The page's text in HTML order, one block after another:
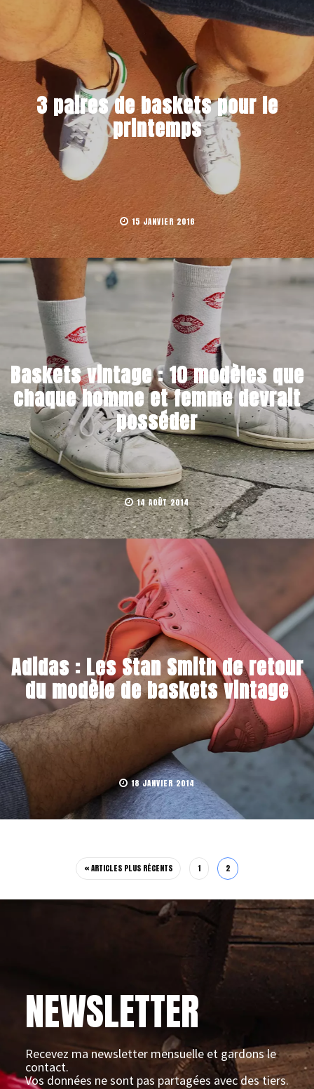
3 paires de baskets pour le
printemps
15 JANVIER 2016
Baskets vintage : 10 modèles que
chaque homme et femme devrait
posséder
14 AOÛT 2014
Adidas : Les Stan Smith de retour
du modèle de baskets vintage
18 JANVIER 2014
« ARTICLES PLUS RÉCENTS 1 2
NEWSLETTER
Recevez ma newsletter mensuelle et gardons le
contact.
Vos données ne sont pas partagées avec des tiers.